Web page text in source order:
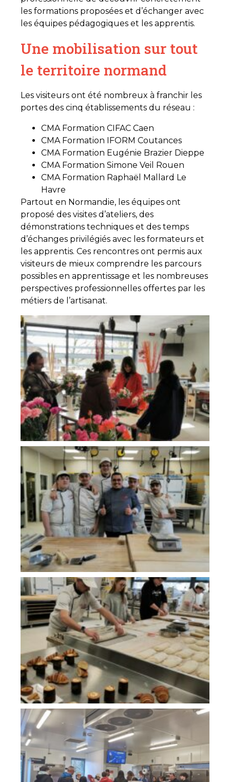
les formations proposées et d’échanger avec
les équipes pédagogiques et les apprentis.
Une mobilisation sur tout
le territoire normand
Les visiteurs ont été nombreux à franchir les
portes des cinq établissements du réseau :
CMA Formation CIFAC Caen
CMA Formation IFORM Coutances
CMA Formation Eugénie Brazier Dieppe
CMA Formation Simone Veil Rouen
CMA Formation Raphaël Mallard Le
Havre
Partout en Normandie, les équipes ont
proposé des visites d’ateliers, des
démonstrations techniques et des temps
d’échanges privilégiés avec les formateurs et
les apprentis. Ces rencontres ont permis aux
visiteurs de mieux comprendre les parcours
possibles en apprentissage et les nombreuses
perspectives professionnelles offertes par les
métiers de l’artisanat.